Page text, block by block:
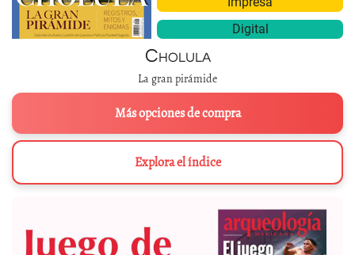
Digital
Cholula
La gran pirámide
Más opciones de compra
Explora el índice